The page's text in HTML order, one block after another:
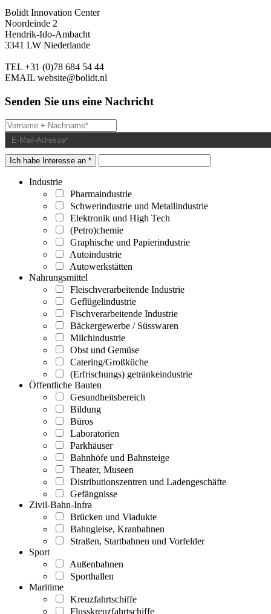
Bolidt Innovation Center
Noordeinde 2
Hendrik-Ido-Ambacht
3341 LW Niederlande
TEL +31 (0)78 684 54 44
EMAIL website@bolidt.nl
Senden Sie uns eine Nachricht
Ich habe Interesse an *
Industrie
Pharmaindustrie
Schwerindustrie und Metallindustrie
Elektronik und High Tech
(Petro)chemie
Graphische und Papierindustrie
Autoindustrie
Autowerkstätten
Nahrungsmittel
Fleischverarbeitende Industrie
Geflügelindustrie
Fischverarbeitende Industrie
Bäckergewerbe / Süsswaren
Milchindustrie
Obst und Gemüse
Catering/Großküche
(Erfrischungs) getränkeindustrie
Öffentliche Bauten
Gesundheitsbereich
Bildung
Büros
Laboratorien
Parkhäuser
Bahnhöfe und Bahnsteige
Theater, Museen
Distributionszentren und Ladengeschäfte
Gefängnisse
Zivil-Bahn-Infra
Brücken und Viadukte
Bahngleise, Kranbahnen
Straßen, Startbahnen und Vorfelder
Sport
Außenbahnen
Sporthallen
Maritime
Kreuzfahrtschiffe
Flusskreuzfahrtschiffe